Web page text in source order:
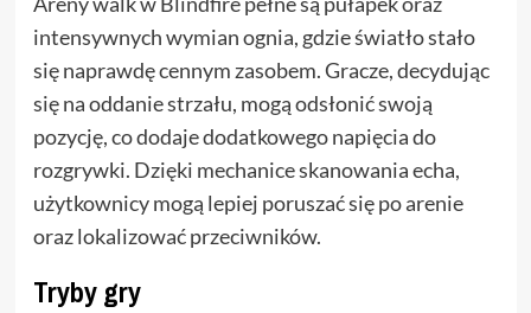
intensywnych wymian ognia, gdzie światło stało
się naprawdę cennym zasobem. Gracze, decydując
się na oddanie strzału, mogą odsłonić swoją
pozycję, co dodaje dodatkowego napięcia do
rozgrywki. Dzięki mechanice skanowania echa,
użytkownicy mogą lepiej poruszać się po arenie
oraz lokalizować przeciwników.
Tryby gry